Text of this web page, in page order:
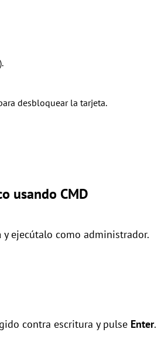
desbloquear la tarjeta.
usando CMD
y ejecútalo como administrador.
contra escritura y pulse Enter.